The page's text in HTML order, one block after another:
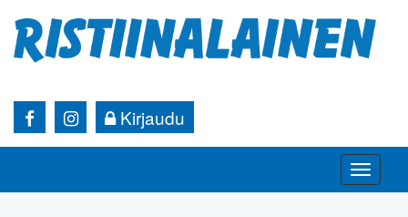
Kirjaudu
Toggle